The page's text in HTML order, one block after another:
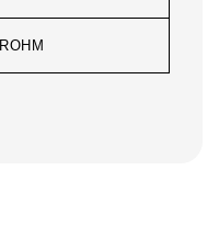
ROHM